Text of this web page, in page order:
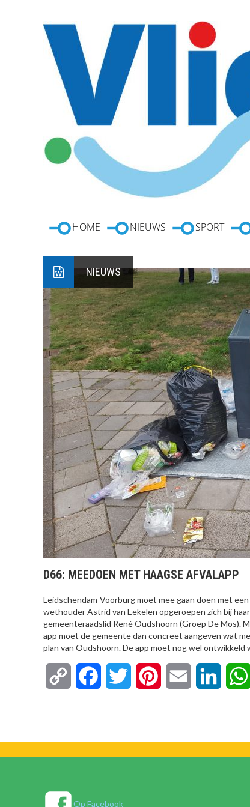
HOME NIEUWS SPORT
NIEUWS
D66: MEEDOEN MET HAAGSE AFVALAPP
Leidschendam-Voorburg moet mee gaan doen met
wethouder Astrid van Eekelen opgeroepen zich bij
gemeenteraadslid René Oudshoorn (Groep De Mos).
app moet de gemeente dan concreet aangeven wat
plan van Oudshoorn. De app moet nog wel ontwikkeld
Copy FacebookTwitter Pinterest Email
Op Facebook